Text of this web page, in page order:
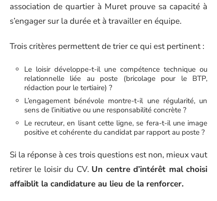
association de quartier à Muret prouve sa capacité à
s’engager sur la durée et à travailler en équipe.
Trois critères permettent de trier ce qui est pertinent :
Le loisir développe-t-il une compétence technique ou
relationnelle liée au poste (bricolage pour le BTP,
rédaction pour le tertiaire) ?
L’engagement bénévole montre-t-il une régularité, un
sens de l’initiative ou une responsabilité concrète ?
Le recruteur, en lisant cette ligne, se fera-t-il une image
positive et cohérente du candidat par rapport au poste ?
Si la réponse à ces trois questions est non, mieux vaut
retirer le loisir du CV. Un centre d’intérêt mal choisi
affaiblit la candidature au lieu de la renforcer.